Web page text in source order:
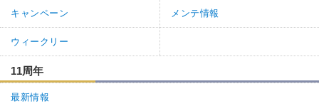
キャンペーン メンテ情報
ウィークリー
11周年
最新情報